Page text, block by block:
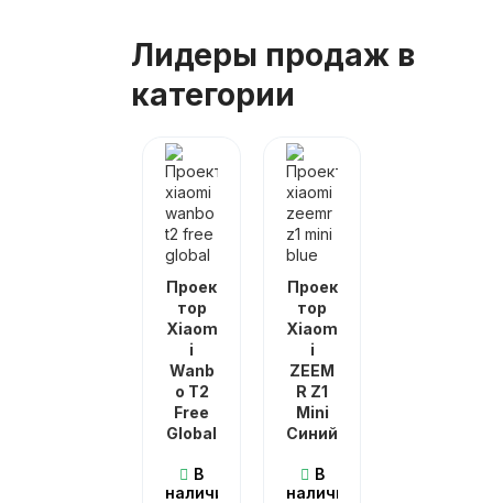
Лидеры продаж в
категории
Проек
тор
Xiaom
i
Wanb
o T2
Free
Global
В
наличии
Проек
тор
Xiaom
i
ZEEM
R Z1
Mini
Синий
В
наличии